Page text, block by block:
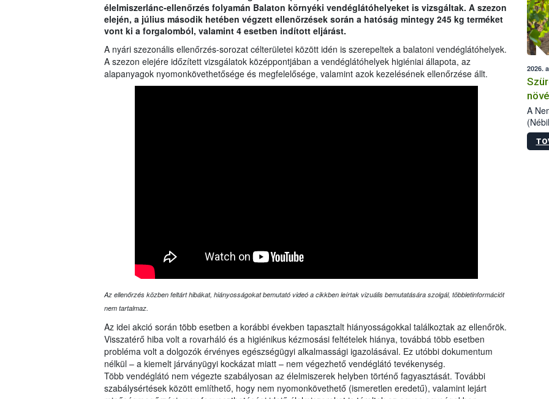
élelmiszerlánc-ellenőrzés folyamán Balaton környéki vendéglátóhelyeket is vizsgáltak. A szezon
elején, a július második hetében végzett ellenőrzések során a hatóság mintegy 245 kg terméket
vont ki a forgalomból, valamint 4 esetben indított eljárást.
A nyári szezonális ellenőrzés-sorozat célterületei között idén is szerepeltek a balatoni vendéglátóhelyek.
A szezon elejére időzített vizsgálatok középpontjában a vendéglátóhelyek higiéniai állapota, az
alapanyagok nyomonkövethetősége és megfelelősége, valamint azok kezelésének ellenőrzése állt.
Az ellenőrzés közben feltárt hibákat, hiányosságokat bemutató videó a cikkben leírtak vizuális bemutatására szolgál, többletinformációt
nem tartalmaz.
Az idei akció során több esetben a korábbi években tapasztalt hiányosságokkal találkoztak az ellenőrök.
Visszatérő hiba volt a rovarháló és a higiénikus kézmosási feltételek hiánya, továbbá több esetben
probléma volt a dolgozók érvényes egészségügyi alkalmassági igazolásával. Ez utóbbi dokumentum
nélkül – a kiemelt járványügyi kockázat miatt – nem végezhető vendéglátó tevékenység.
Több vendéglátó nem végezte szabályosan az élelmiszerek helyben történő fagyasztását. További
szabálysértések között említhető, hogy nem nyomonkövethető (ismeretlen eredetű), valamint lejárt
2026.
A